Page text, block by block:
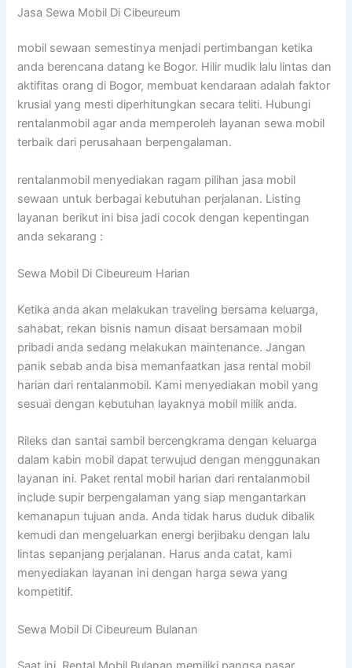
Jasa Sewa Mobil Di Cibeureum
mobil sewaan semestinya menjadi pertimbangan ketika
anda berencana datang ke Bogor. Hilir mudik lalu lintas dan
aktifitas orang di Bogor, membuat kendaraan adalah faktor
krusial yang mesti diperhitungkan secara teliti. Hubungi
rentalanmobil agar anda memperoleh layanan sewa mobil
terbaik dari perusahaan berpengalaman.
rentalanmobil menyediakan ragam pilihan jasa mobil
sewaan untuk berbagai kebutuhan perjalanan. Listing
layanan berikut ini bisa jadi cocok dengan kepentingan
anda sekarang :
Sewa Mobil Di Cibeureum Harian
Ketika anda akan melakukan traveling bersama keluarga,
sahabat, rekan bisnis namun disaat bersamaan mobil
pribadi anda sedang melakukan maintenance. Jangan
panik sebab anda bisa memanfaatkan jasa rental mobil
harian dari rentalanmobil. Kami menyediakan mobil yang
sesuai dengan kebutuhan layaknya mobil milik anda.
Rileks dan santai sambil bercengkrama dengan keluarga
dalam kabin mobil dapat terwujud dengan menggunakan
layanan ini. Paket rental mobil harian dari rentalanmobil
include supir berpengalaman yang siap mengantarkan
kemanapun tujuan anda. Anda tidak harus duduk dibalik
kemudi dan mengeluarkan energi berjibaku dengan lalu
lintas sepanjang perjalanan. Harus anda catat, kami
menyediakan layanan ini dengan harga sewa yang
kompetitif.
Sewa Mobil Di Cibeureum Bulanan